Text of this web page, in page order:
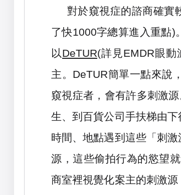
對於窺視症的諮商確實
了快1000字總算進入重點)。
以DeTUR(詳見EMDR眼動
主。 DeTUR簡單一點來說
窺視症者，會有許多刺激源
生、到百貨公司手扶梯由
時間、地點遇到這些「刺
源，這些偷拍行為的慾望
商室裡視覺化案主的刺激